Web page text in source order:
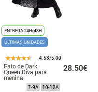
ENTREGA 24H/48H
ÚLTIMAS UNIDADES
4.53/5.00
Fato de Dark
Queen Diva para
menina
28.50€
7-9A 10-12A